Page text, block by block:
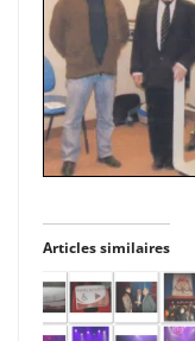
Articles similaires